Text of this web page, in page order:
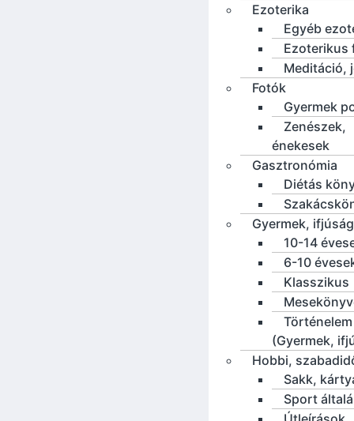
Ezoterika
Egyéb
Ezoterikus
Meditáció,
Fotók
Gyermek
Zenészek,
énekesek
Gasztronómia
Diétás
Gyermek,
10-14
6-10
Klasszikus
Történelem
(Gyermek,
Hobbi,
Sakk,
Sport